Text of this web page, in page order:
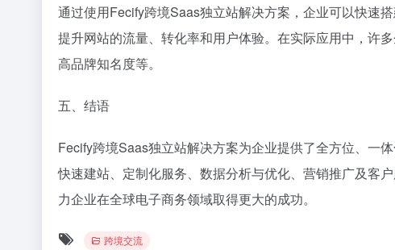
通过使用Fecify跨境Saas独立站解决方案，企业可以快速
提升网站的流量、转化率和用户体验。在实际应用中，许
高品牌知名度等。
五、结语
Fecify跨境Saas独立站解决方案为企业提供了全方位、一
快速建站、定制化服务、数据分析与优化、营销推广及客
力企业在全球电子商务领域取得更大的成功。
跨境交流